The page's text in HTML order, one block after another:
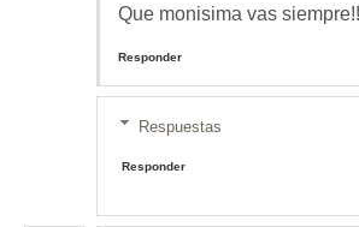
Que monisima vas
Responder
Respuestas
Responder